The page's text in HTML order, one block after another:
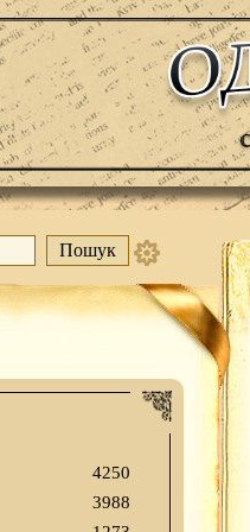
4250
3988